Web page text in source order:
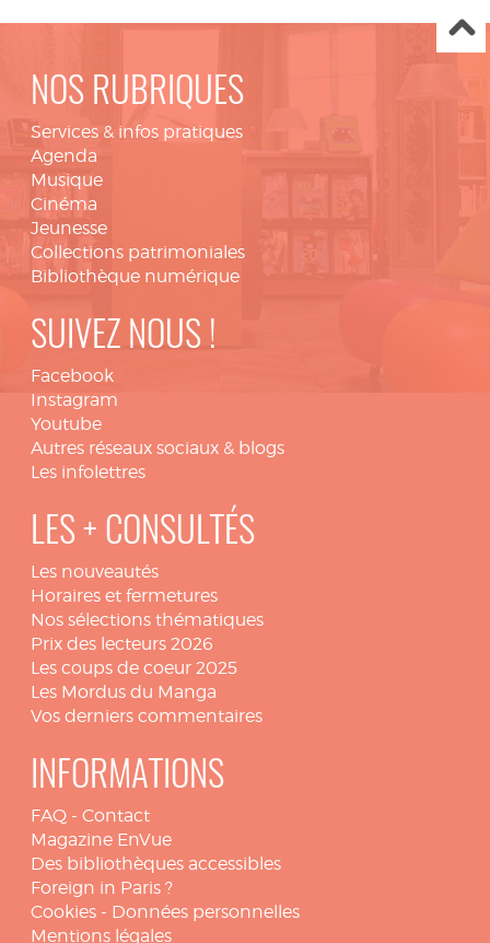
NOS RUBRIQUES
Services & infos pratiques
Agenda
Musique
Cinéma
Jeunesse
Collections patrimoniales
Bibliothèque numérique
SUIVEZ NOUS !
Facebook
Instagram
Youtube
Autres réseaux sociaux & blogs
Les infolettres
LES + CONSULTÉS
Les nouveautés
Horaires et fermetures
Nos sélections thématiques
Prix des lecteurs 2026
Les coups de coeur 2025
Les Mordus du Manga
Vos derniers commentaires
INFORMATIONS
FAQ - Contact
Magazine EnVue
Des bibliothèques accessibles
Foreign in Paris ?
Cookies - Données personnelles
Mentions légales